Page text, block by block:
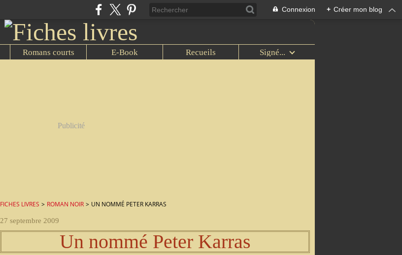
Connexion + Créer mon blog
Romans courts E-Book Recueils Signé...
Publicité
FICHES LIVRES > ROMAN NOIR > UN NOMMÉ PETER KARRAS
27 septembre 2009
Un nommé Peter Karras